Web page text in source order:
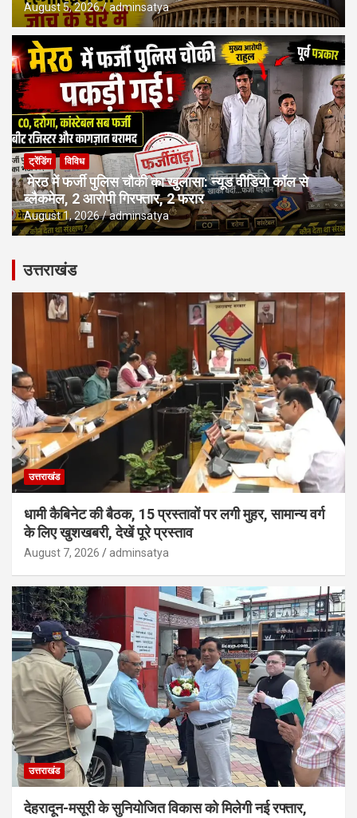
August 5, 2026 adminsatya
ट्रेंडिंग विविध
मेरठ में फर्जी पुलिस चौकी का खुलासा: न्यूड वीडियो कॉल से
ब्लैकमेल, 2 आरोपी गिरफ्तार, 2 फरार
August 1, 2026 adminsatya
उत्तराखंड
उत्तराखंड
धामी कैबिनेट की बैठक, 15 प्रस्तावों पर लगी मुहर, सामान्य वर्ग
के लिए खुशखबरी, देखें पूरे प्रस्ताव
August 7, 2026 adminsatya
उत्तराखंड
देहरादून-मसूरी के सुनियोजित विकास को मिलेगी नई रफ्तार,